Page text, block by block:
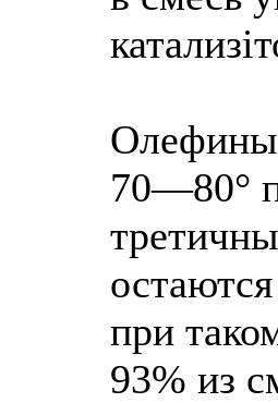
Олефины
70—80°
при
93% из